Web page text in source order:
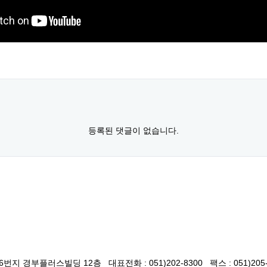
등록된 댓글이 없습니다.
번지 경부플러스빌딩 12층 대표전화 : 051)202-8300 팩스 :